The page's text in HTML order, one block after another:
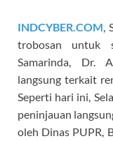
INDCYBER.COM,
trobosan untuk
Samarinda, Dr.
langsung terkait
Seperti hari ini,
peninjauan
oleh Dinas PUPR,